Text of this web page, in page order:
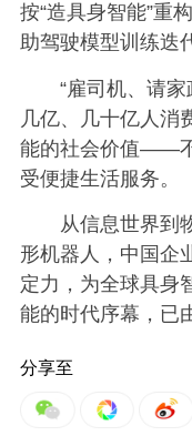
按“造具身智能”重
助驾驶模型训练迭
“雇司机、请
几亿、几十亿人消
能的社会价值——
受便捷生活服务。
从信息世界到
形机器人，中国企
定力，为全球具身
能的时代序幕，已
分享至